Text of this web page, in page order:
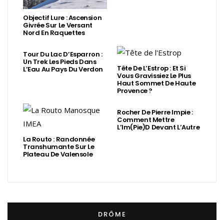
Objectif Lure : Ascension
Givrée Sur Le Versant
Nord En Raquettes
Tour Du Lac D’Esparron :
Un Trek Les Pieds Dans
L’Eau Au Pays Du Verdon Tête De L’Estrop : Et Si
Vous Gravissiez Le Plus
Haut Sommet De Haute
Provence ?
La Routo : Randonnée
Transhumante Sur Le
Plateau De Valensole
Rocher De Pierre Impie :
Comment Mettre
L’Im(Pie)d Devant L’Autre
DRÔME